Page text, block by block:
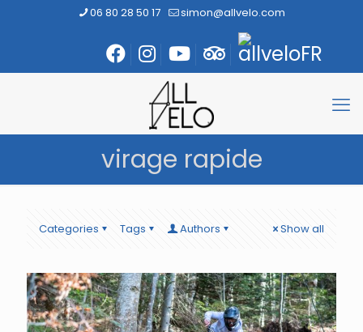
06 80 28 50 17 simon@allvelo.com
virage rapide
Categories Tags Authors Show all